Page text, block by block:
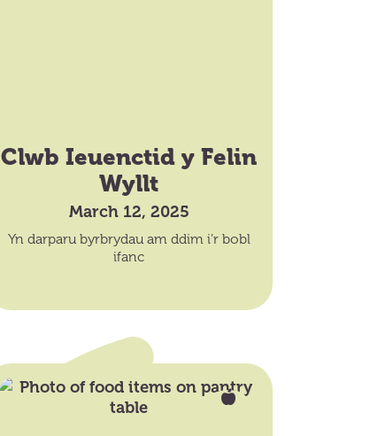
Clwb Ieuenctid y Felin
Wyllt
March 12, 2025
Yn darparu byrbrydau am ddim i’r bobl
ifanc